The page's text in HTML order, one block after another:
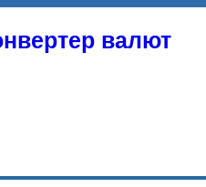
валют